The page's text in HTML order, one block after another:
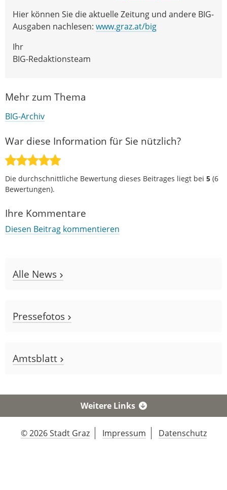
Hier können Sie die aktuelle Zeitung und andere BIG-
Ausgaben nachlesen: www.graz.at/big
Ihr
BIG-Redaktionsteam
Mehr zum Thema
BIG-Archiv
War diese Information für Sie nützlich?
Die durchschnittliche Bewertung dieses Beitrages liegt bei 5 (6
Bewertungen).
Ihre Kommentare
Diesen Beitrag kommentieren
Alle News
Pressefotos
Amtsblatt
Weitere Links
© 2026 Stadt Graz Impressum Datenschutz